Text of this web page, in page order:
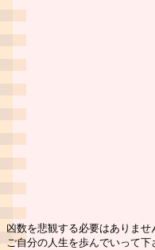
凶数を悲観する必要はありま
ご自分の人生を歩んでいって下